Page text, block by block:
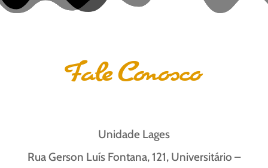
Fale Conosco
Unidade Lages
Rua Gerson Luís Fontana, 121, Universitário –